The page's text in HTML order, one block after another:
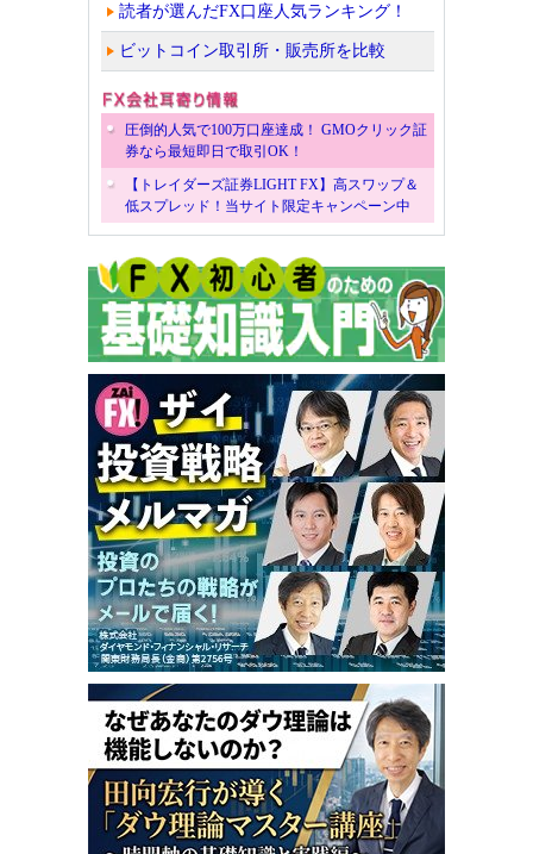
読者が選んだFX口座人気ランキング！
ビットコイン取引所・販売所を比較
圧倒的人気で100万口座達成！ GMOクリック証
券なら最短即日で取引OK！
【トレイダーズ証券LIGHT FX】高スワップ＆
低スプレッド！当サイト限定キャンペーン中